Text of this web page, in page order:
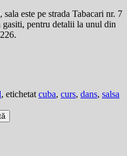
este pe strada Tabacari nr. 7
pentru detalii la unul din
, etichetat cuba, curs, dans, salsa